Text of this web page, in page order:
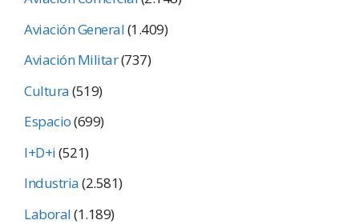
Aviación General(1.409)
Aviación Militar(737)
Cultura(519)
Espacio(699)
I+D+i(521)
Industria(2.581)
Laboral(1.189)